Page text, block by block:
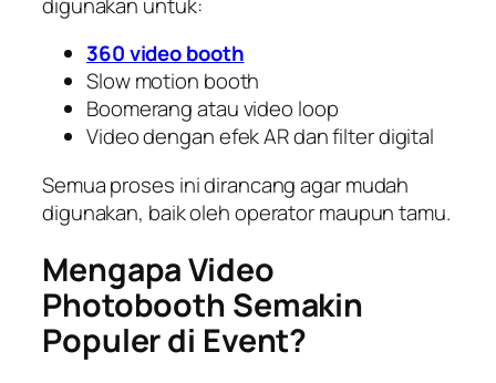
360 video booth
Slow motion booth
Boomerang atau video loop
Video dengan efek AR dan filter digital
Semua proses ini dirancang agar mudah
digunakan, baik oleh operator maupun tamu.
Mengapa Video
Photobooth Semakin
Populer di Event?